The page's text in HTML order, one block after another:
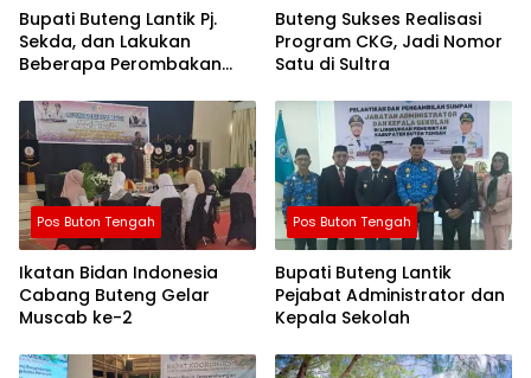
Bupati Buteng Lantik Pj.
Sekda, dan Lakukan
Beberapa Perombakan
Buteng Sukses Realisasi
Program CKG, Jadi Nomor
Satu di Sultra
Pos Buton Tengah
Ikatan Bidan Indonesia
Cabang Buteng Gelar
Muscab ke-2
Pos Buton Tengah
Bupati Buteng Lantik
Pejabat Administrator dan
Kepala Sekolah